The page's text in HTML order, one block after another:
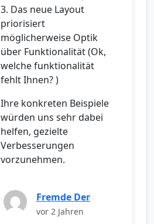
3. Das neue Layout
priorisiert
möglicherweise Optik
über Funktionalität (Ok,
welche funktionalität
fehlt Ihnen? )
Ihre konkreten Beispiele
würden uns sehr dabei
helfen, gezielte
Verbesserungen
vorzunehmen.
Fremde Der
vor 2 Jahren